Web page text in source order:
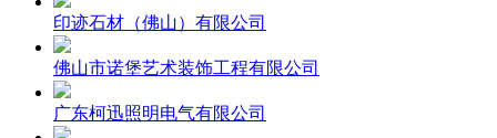
印迹石材（佛山）有限公司
佛山市诺堡艺术装饰工程有限公司
广东柯迅照明电气有限公司